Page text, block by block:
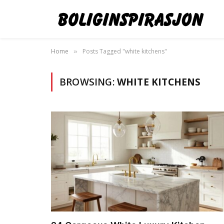
Home » Posts Tagged "white kitchens"
BROWSING:WHITE KITCHENS